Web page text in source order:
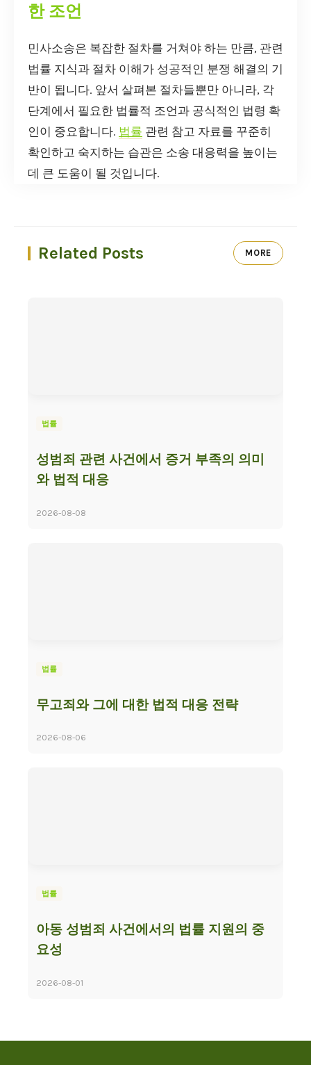
한 조언
민사소송은 복잡한 절차를 거쳐야 하는 만큼, 관련
법률 지식과 절차 이해가 성공적인 분쟁 해결의 기
반이 됩니다. 앞서 살펴본 절차들뿐만 아니라, 각
단계에서 필요한 법률적 조언과 공식적인 법령 확
인이 중요합니다. 법률 관련 참고 자료를 꾸준히
확인하고 숙지하는 습관은 소송 대응력을 높이는
데 큰 도움이 될 것입니다.
Related Posts MORE
법률
성범죄 관련 사건에서 증거 부족의 의미
와 법적 대응
2026-08-08
법률
무고죄와 그에 대한 법적 대응 전략
2026-08-06
법률
아동 성범죄 사건에서의 법률 지원의 중
요성
2026-08-01